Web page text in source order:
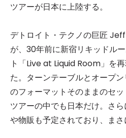
ツアーが日本に上陸する。
デトロイト・テクノの巨匠
が、30年前に新宿リキッドル
ト「Live at Liquid Room」を
た。ターンテーブルとオープ
のフォーマットそのままのセ
ツアーの中でも日本だけ。さ
や物販も予定されており、まさ